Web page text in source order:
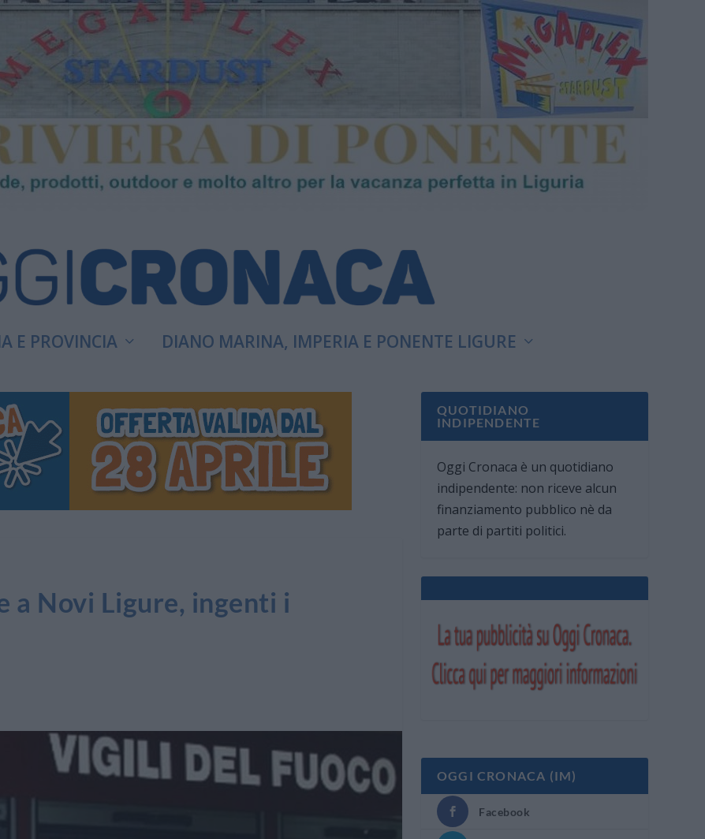
E PROVINCIA DIANO MARINA, IMPERIA E PONENTE LIGURE
a Novi Ligure, ingenti i
QUOTIDIANO
INDIPENDENTE
Oggi Cronaca è un quotidiano
indipendente: non riceve alcun
finanziamento pubblico nè da
parte di partiti politici.
OGGI CRONACA (IM)
Facebook